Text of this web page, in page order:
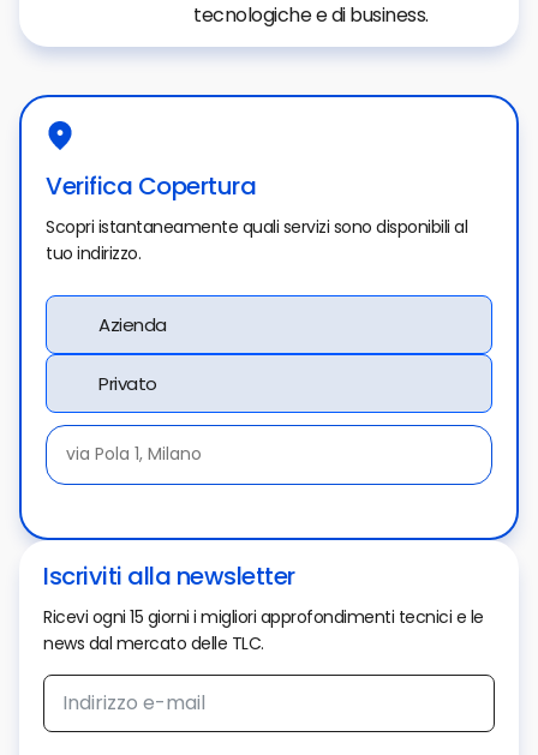
tecnologiche e di business.
Verifica Copertura
Scopri istantaneamente quali servizi sono disponibili al
tuo indirizzo.
Azienda
Privato
Iscriviti alla newsletter
Ricevi ogni 15 giorni i migliori approfondimenti tecnici e le
news dal mercato delle TLC.